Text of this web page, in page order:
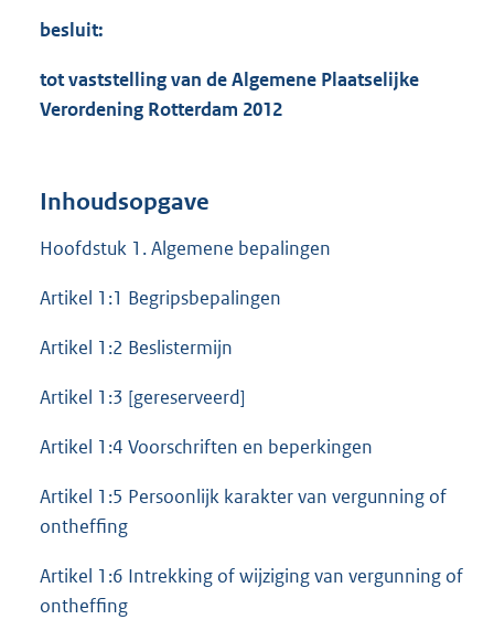
besluit:
tot vaststelling van de Algemene Plaatselijke
Verordening Rotterdam 2012
Inhoudsopgave
Hoofdstuk 1. Algemene bepalingen
Artikel 1:1 Begripsbepalingen
Artikel 1:2 Beslistermijn
Artikel 1:3 [gereserveerd]
Artikel 1:4 Voorschriften en beperkingen
Artikel 1:5 Persoonlijk karakter van vergunning of
ontheffing
Artikel 1:6 Intrekking of wijziging van vergunning of
ontheffing